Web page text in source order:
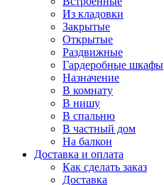
Из кладовки
Закрытые
Открытые
Раздвижные
Гардеробные шкафы
Назначение
В комнату
В нишу
В спальню
В частный дом
На балкон
Доставка и оплата
Как сделать заказ
Доставка